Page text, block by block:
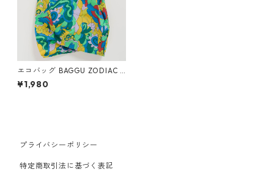
エコバッグ BAGGU ZODIAC S
TANDARD スタンダードバグ
ゥ バグー 星座 魚座 うお座 PI
¥1,980
プライバシーポリシー
特定商取引法に基づく表記